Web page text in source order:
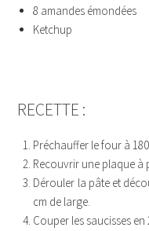
8 amandes émondées
Ketchup
RECETTE :
Préchauffer le four à
Recouvrir une plaque à
Dérouler la pâte et
cm de large.
Couper les saucisses en